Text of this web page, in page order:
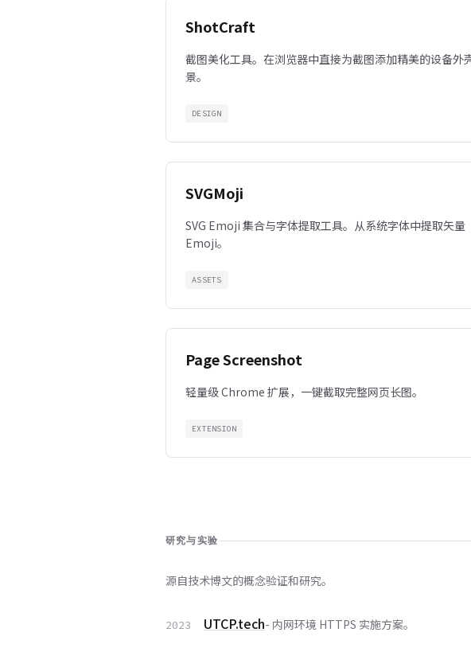
ShotCraft
截图美化工具。在浏览器中直接为截图添加精美的设备外
景。
DESIGN
SVGMoji
SVG Emoji 集合与字体提取工具。从系统字体中提取矢量
Emoji。
ASSETS
Page Screenshot
轻量级 Chrome 扩展，一键截取完整网页长图。
EXTENSION
研究与实验
源自技术博文的概念验证和研究。
2023 UTCP.tech- 内网环境 HTTPS 实施方案。